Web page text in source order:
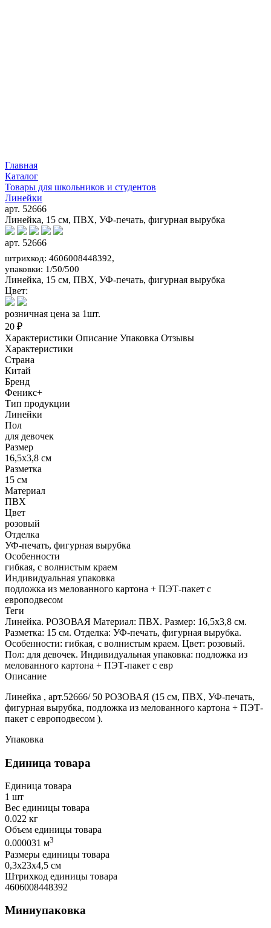
Главная
Каталог
Товары для школьников и студентов
Линейки
арт. 52666
Линейка, 15 см, ПВХ, УФ-печать, фигурная вырубка
арт. 52666
штрихкод: 4606008448392,
упаковки: 1/50/500
Линейка, 15 см, ПВХ, УФ-печать, фигурная вырубка
Цвет:
розничная цена за 1шт.
20 ₽
Характеристики Описание Упаковка Отзывы
Характеристики
Страна
Китай
Бренд
Феникс+
Тип продукции
Линейки
Пол
для девочек
Размер
16,5х3,8 см
Разметка
15 см
Материал
ПВХ
Цвет
розовый
Отделка
УФ-печать, фигурная вырубка
Особенности
гибкая, с волнистым краем
Индивидуальная упаковка
подложка из мелованного картона + ПЭТ-пакет с
европодвесом
Теги
Линейка. РОЗОВАЯ Материал: ПВХ. Размер: 16,5х3,8 см.
Разметка: 15 см. Отделка: УФ-печать, фигурная вырубка.
Особенности: гибкая, с волнистым краем. Цвет: розовый.
Пол: для девочек. Индивидуальная упаковка: подложка из
мелованного картона + ПЭТ-пакет с евр
Описание
Линейка , арт.52666/ 50 РОЗОВАЯ (15 см, ПВХ, УФ-печать,
фигурная вырубка, подложка из мелованного картона + ПЭТ-
пакет с европодвесом ).
Упаковка
Единица товара
Единица товара
1 шт
Вес единицы товара
0.022 кг
Объем единицы товара
0.000031 м3
Размеры единицы товара
0,3х23х4,5 см
Штрихкод единицы товара
4606008448392
Миниупаковка